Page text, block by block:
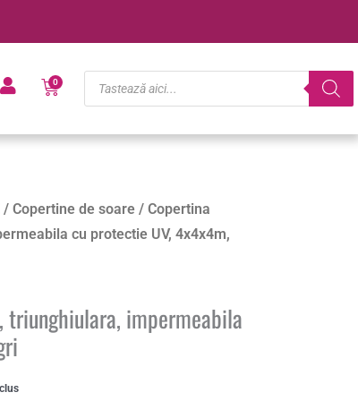
0
Cart
Products
search
/Copertine de soare / Copertina
cu protectie UV, 4x4x4m,
triunghiulara, impermeabila